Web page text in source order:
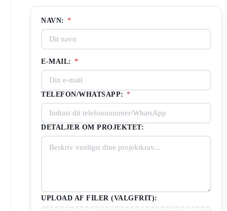
NAVN: *
E-MAIL: *
TELEFON/WHATSAPP: *
DETALJER OM PROJEKTET:
UPLOAD AF FILER (VALGFRIT):